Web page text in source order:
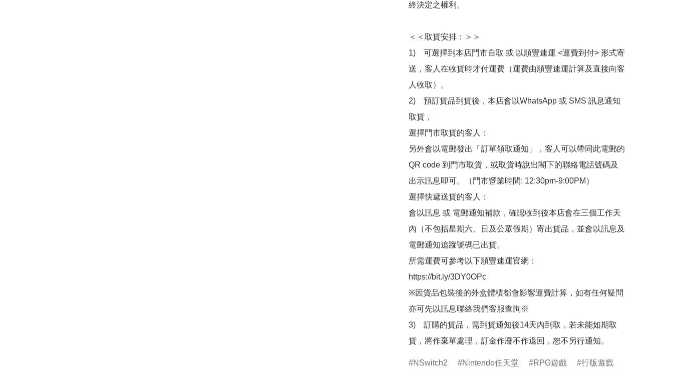
終決定之權利。
＜＜取貨安排：＞＞
1)　可選擇到本店門市自取 或 以順豐速運 <運費到付> 形式寄
送，客人在收貨時才付運費（運費由順豐速運計算及直接向客
人收取）。
2)　預訂貨品到貨後，本店會以WhatsApp 或 SMS 訊息通知
取貨，
選擇門市取貨的客人：
另外會以電郵發出「訂單領取通知」，客人可以帶同此電郵的
QR code 到門市取貨，或取貨時說出閣下的聯絡電話號碼及
出示訊息即可。（門市營業時間: 12:30pm-9:00PM）
選擇快遞送貨的客人：
會以訊息 或 電郵通知補款，確認收到後本店會在三個工作天
內（不包括星期六、日及公眾假期）寄出貨品，並會以訊息及
電郵通知追蹤號碼已出貨。
所需運費可參考以下順豐速運官網：
https://bit.ly/3DY0OPc
※因貨品包裝後的外盒體積都會影響運費計算，如有任何疑問
亦可先以訊息聯絡我們客服查詢※
3)　訂購的貨品，需到貨通知後14天內到取，若未能如期取
貨，將作棄單處理，訂金作廢不作退回，恕不另行通知。
NSwitch2 Nintendo任天堂 RPG遊戲 行版遊戲